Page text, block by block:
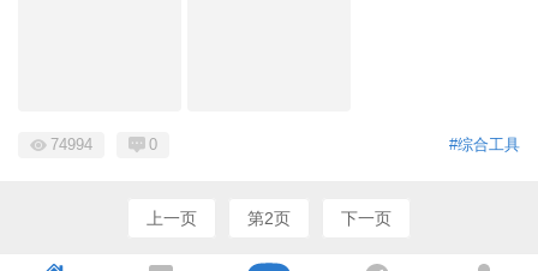
#综合工具
74994 0
上一页 第2页 下一页